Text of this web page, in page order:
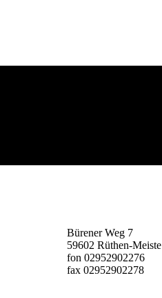
Bürener Weg 7
59602 Rüthen-Meiste
fon 02952902276
fax 02952902278